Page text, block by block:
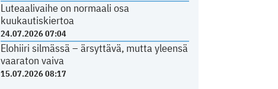
Luteaalivaihe on normaali osa
kuukautiskiertoa
24.07.2026 07:04
Elohiiri silmässä – ärsyttävä, mutta yleensä
vaaraton vaiva
15.07.2026 08:17